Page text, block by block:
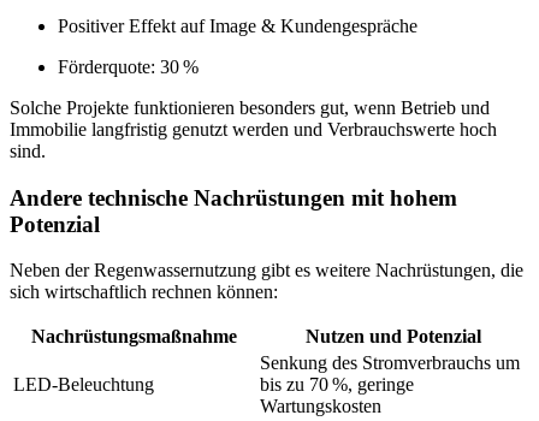
Positiver Effekt auf Image & Kundengespräche
Förderquote: 30 %
Solche Projekte funktionieren besonders gut, wenn Betrieb und
Immobilie langfristig genutzt werden und Verbrauchswerte hoch
sind.
Andere technische Nachrüstungen mit hohem
Potenzial
Neben der Regenwassernutzung gibt es weitere Nachrüstungen, die
sich wirtschaftlich rechnen können:
Nachrüstungsmaßnahme Nutzen und Potenzial
LED-Beleuchtung
Senkung des Stromverbrauchs um
bis zu 70 %, geringe
Wartungskosten